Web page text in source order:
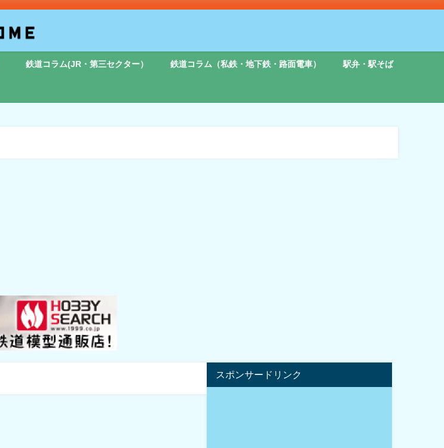
鉄道コラム(JR・第三セクター） 鉄道コラム（私鉄・地下鉄・路面電車） 駅弁・駅そば
スポンサードリンク